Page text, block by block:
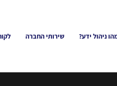
ניהול ידע? שירותי החברה